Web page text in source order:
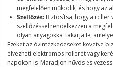
megfelelően működik, és hogy az
Szellőzés: Biztosítsa, hogy a roller
szellőzéssel rendelkezzen a
olyan anyagokkal takarja le,
Ezeket az óvintézkedéseket követve
élvezheti elektromos rollerét vagy
napokon is. Maradjon hűvös és